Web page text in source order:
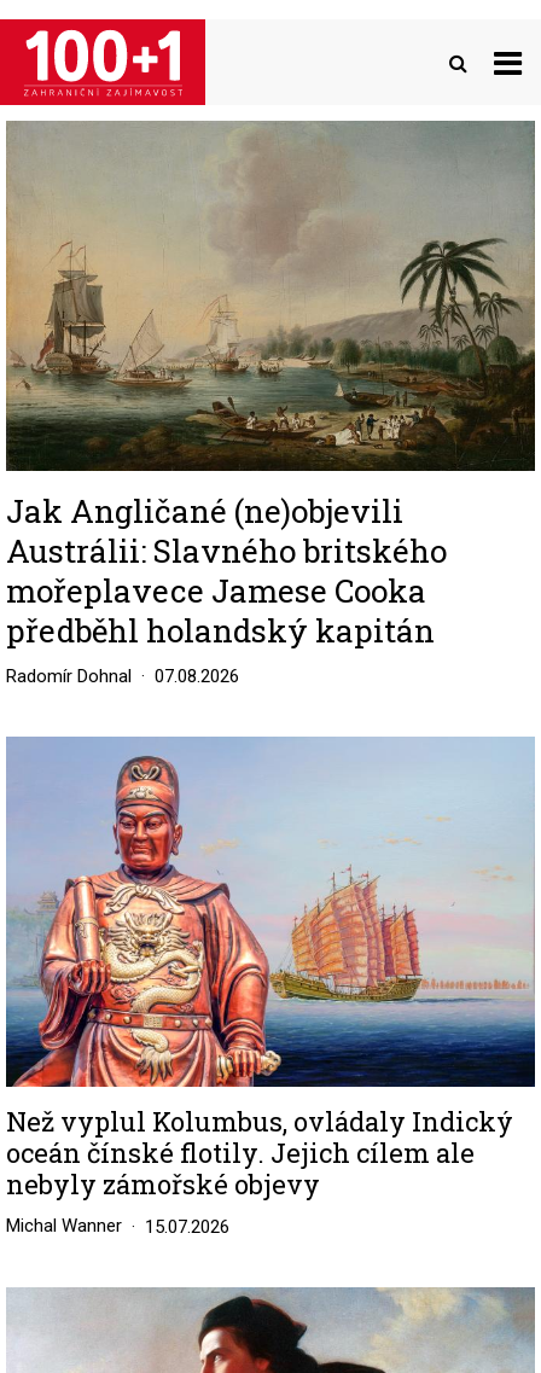
Přejít
hlavnímu
obsahu
Jak Angličané (ne)objevili
Austrálii: Slavného britského
mořeplavece Jamese Cooka
předběhl holandský kapitán
Radomír Dohnal 07.08.2026
Než vyplul Kolumbus, ovládaly Indický
oceán čínské flotily. Jejich cílem ale
nebyly zámořské objevy
Michal Wanner 15.07.2026